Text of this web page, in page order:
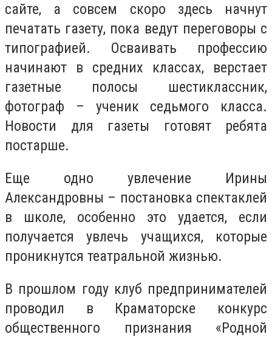
сайте, а совсем скоро здесь начнут
печатать газету, пока ведут переговоры с
типографией. Осваивать профессию
начинают в средних классах, верстает
газетные полосы шестиклассник,
фотограф – ученик седьмого класса.
Новости для газеты готовят ребята
постарше.
Еще одно увлечение Ирины
Александровны – постановка спектаклей
в школе, особенно это удается, если
получается увлечь учащихся, которые
проникнутся театральной жизнью.
В прошлом году клуб предпринимателей
проводил в Краматорске конкурс
общественного признания «Родной